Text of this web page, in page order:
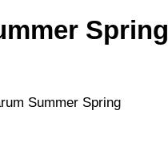
Spring
Summer Spring